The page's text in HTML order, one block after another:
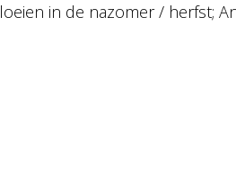
in de nazomer / herfst;